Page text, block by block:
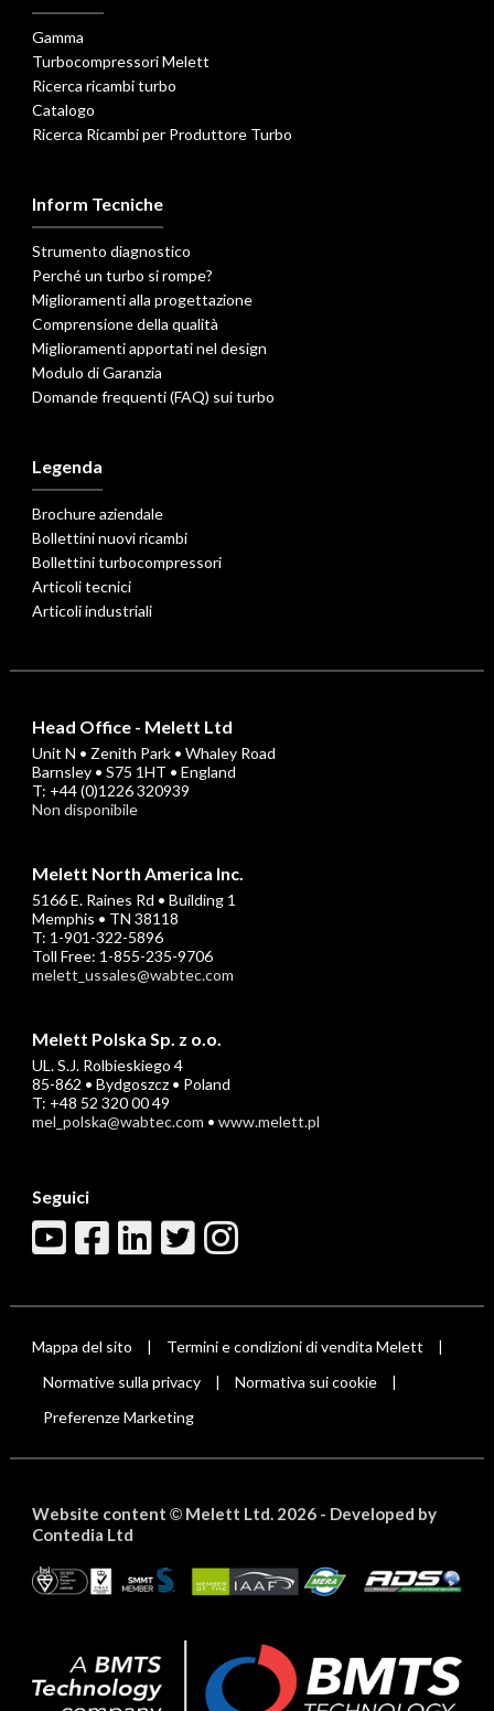
Gamma
Turbocompressori Melett
Ricerca ricambi turbo
Catalogo
Ricerca Ricambi per Produttore Turbo
Inform Tecniche
Strumento diagnostico
Perché un turbo si rompe?
Miglioramenti alla progettazione
Comprensione della qualità
Miglioramenti apportati nel design
Modulo di Garanzia
Domande frequenti (FAQ) sui turbo
Legenda
Brochure aziendale
Bollettini nuovi ricambi
Bollettini turbocompressori
Articoli tecnici
Articoli industriali
Head Office - Melett Ltd
Unit N • Zenith Park • Whaley Road
Barnsley • S75 1HT • England
T: +44 (0)1226 320939
Non disponibile
Melett North America Inc.
5166 E. Raines Rd • Building 1
Memphis • TN 38118
T: 1-901-322-5896
Toll Free: 1-855-235-9706
melett_ussales@wabtec.com
Melett Polska Sp. z o.o.
UL. S.J. Rolbieskiego 4
85-862 • Bydgoszcz • Poland
T: +48 52 320 00 49
mel_polska@wabtec.com • www.melett.pl
Seguici
Mappa del sito Termini e condizioni di vendita Melett
Normative sulla privacy Normativa sui cookie
Preferenze Marketing
Website content ©Melett Ltd. 2026 - Developed by
Contedia Ltd